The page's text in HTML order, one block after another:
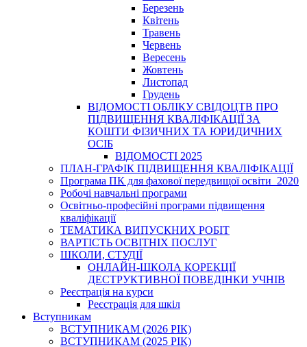
Березень
Квітень
Травень
Червень
Вересень
Жовтень
Листопад
Грудень
ВІДОМОСТІ ОБЛІКУ СВІДОЦТВ ПРО
ПІДВИЩЕННЯ КВАЛІФІКАЦІЇ ЗА
КОШТИ ФІЗИЧНИХ ТА ЮРИДИЧНИХ
ОСІБ
ВІДОМОСТІ 2025
ПЛАН-ГРАФІК ПІДВИЩЕННЯ КВАЛІФІКАЦІЇ
Програма ПК для фахової передвищої освіти_2020
Робочі навчальні програми
Освітньо-професійні програми підвищення
кваліфікації
ТЕМАТИКА ВИПУСКНИХ РОБІТ
ВАРТІСТЬ ОСВІТНІХ ПОСЛУГ
ШКОЛИ, СТУДІЇ
ОНЛАЙН-ШКОЛА КОРЕКЦІЇ
ДЕСТРУКТИВНОЇ ПОВЕДІНКИ УЧНІВ
Реєстрація на курси
Реєстрація для шкіл
Вступникам
ВСТУПНИКАМ (2026 РІК)
ВСТУПНИКАМ (2025 РІК)